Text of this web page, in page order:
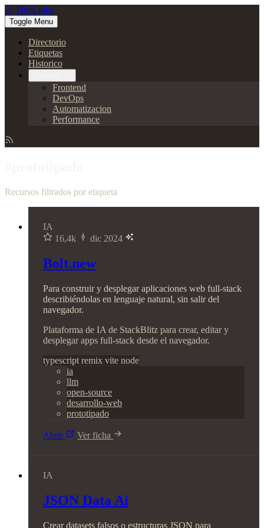
🔗 DevLinks
Toggle Menu
Directorio
Etiquetas
Historico
Frontend
DevOps
Automatizacion
Performance
Recursos filtrados por etiqueta
IA
16,4k
dic 2024
Bolt.new
Para construir y desplegar aplicaciones web full-stack
describiéndolas en lenguaje natural, sin salir del
navegador.
Plataforma de IA de StackBlitz para crear, editar y
desplegar apps full-stack desde el navegador.
typescript remix vite node
ia
llm
open-source
desarrollo-web
prototipado
Abrir Ver ficha
IA
JSON Data Ai
Crear datasets falsos o estructuras JSON para